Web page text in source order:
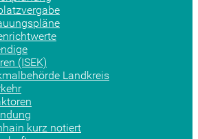
(ISEK)
Landkreis
kurz notiert